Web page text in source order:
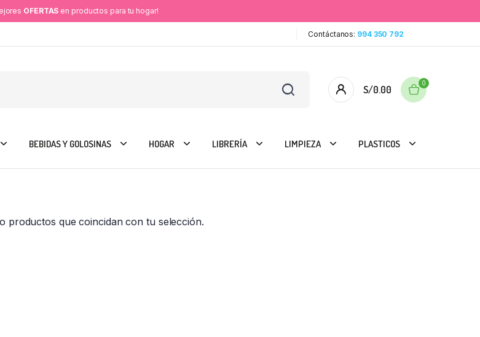
OFERTAS en productos para tu hogar!
Contáctanos: 994 350 792
S/0.00
0
BEBIDAS Y GOLOSINAS HOGAR LIBRERÍA LIMPIEZA PLASTICOS
productos que coincidan con tu selección.